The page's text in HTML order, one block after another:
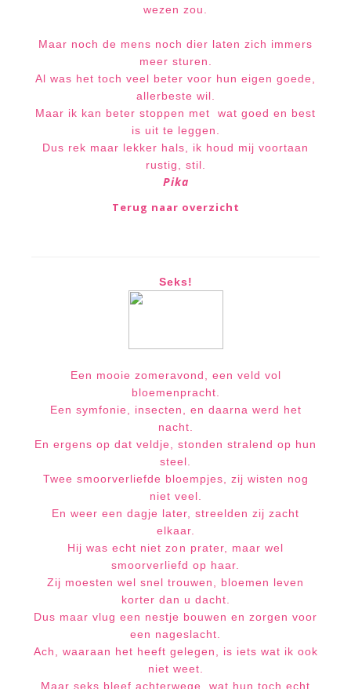
wezen zou.
Maar noch de mens noch dier laten zich immers
meer sturen.
Al was het toch veel beter voor hun eigen goede,
allerbeste wil.
Maar ik kan beter stoppen met
wat goed en best
is uit te leggen.
Dus rek maar lekker hals, ik houd mij voortaan
rustig, stil.
Pika
Terug naar overzicht
Seks!
Een mooie zomeravond, een veld vol
bloemenpracht.
Een symfonie, insecten, en daarna werd het
nacht.
En ergens op dat veldje, stonden stralend op hun
steel.
Twee smoorverliefde bloempjes, zij wisten nog
niet veel.
En weer een dagje later, streelden zij zacht
elkaar.
Hij was echt niet zon prater, maar wel
smoorverliefd op haar.
Zij moesten wel snel trouwen, bloemen leven
korter dan u dacht.
Dus maar vlug een nestje bouwen en zorgen voor
een nageslacht.
Ach, waaraan het heeft gelegen, is iets wat ik ook
niet weet.
Maar seks bleef achterwege, wat hun toch echt